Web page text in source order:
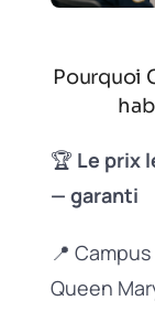
Pourquoi
🏆 Le prix
— garanti
📍
Queen